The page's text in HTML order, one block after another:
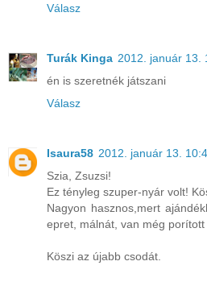
Válasz
Turák Kinga 2012. január 13.
én is szeretnék játszani
Válasz
Isaura58 2012. január 13.
Szia, Zsuzsi!
Ez tényleg szuper-nyár volt!
Nagyon hasznos,mert
epret, málnát, van még porított
Köszi az újabb csodát.